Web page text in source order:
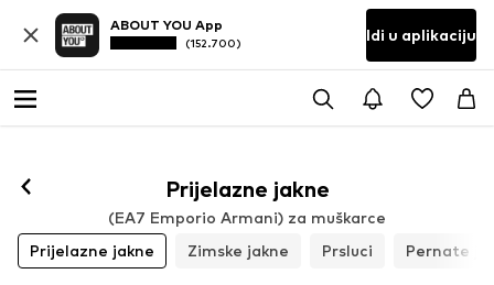
ABOUT YOU App
(152.700) Idi u aplikaciju
Prijelazne jakne
(EA7 Emporio Armani) za muškarce
Prijelazne jakne
Zimske jakne Prsluci Pernate